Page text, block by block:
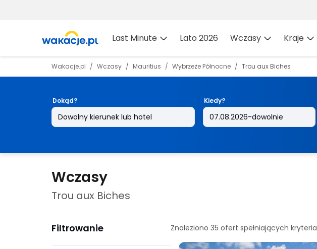
Last Minute Lato 2026 Wczasy Kraje
Wakacje.pl Wczasy Mauritius Wybrzeże Północne Trou aux Biches
Dokąd? Kiedy?
Wczasy
Trou aux Biches
Filtrowanie Znaleziono 35 ofert spełniających kryteria